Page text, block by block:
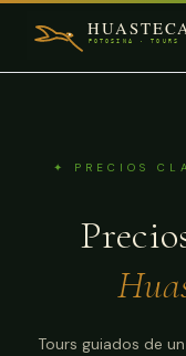
✦ PRECIOS
Tours guiados de